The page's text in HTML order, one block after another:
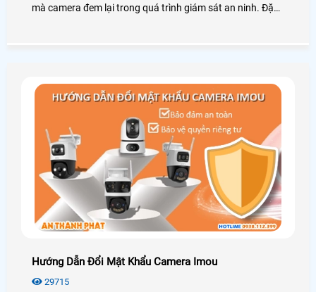
mà camera đem lại trong quá trình giám sát an ninh. Đặc
Hướng Dẫn Đổi Mật Khẩu Camera Imou
29715